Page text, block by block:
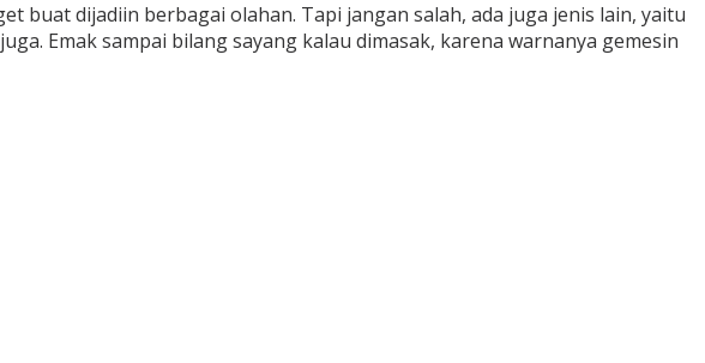
buat dijadiin berbagai olahan. Tapi jangan salah, ada juga jenis lain, yaitu
Emak sampai bilang sayang kalau dimasak, karena warnanya gemesin